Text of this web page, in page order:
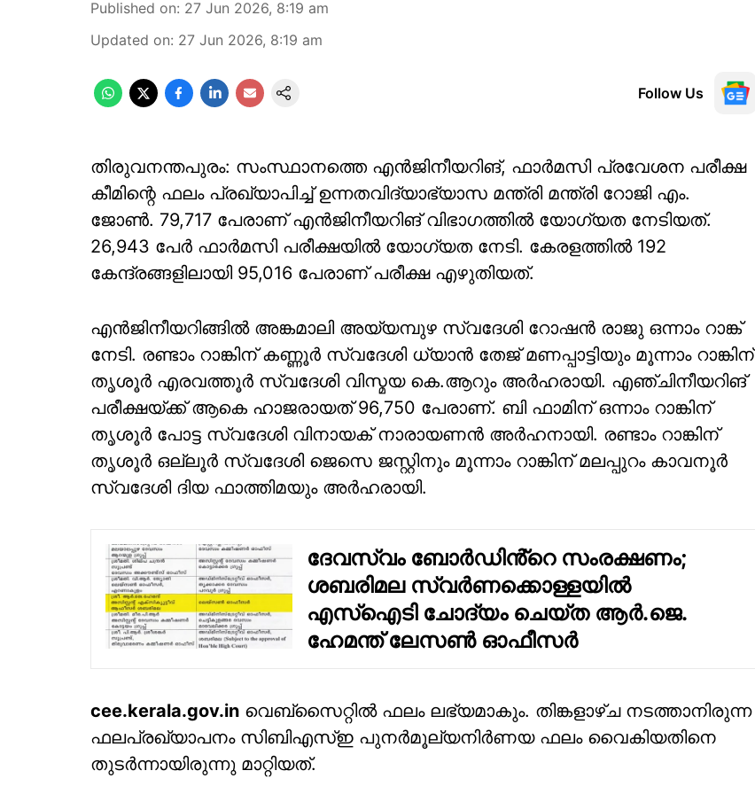
Published on: 27 Jun 2026, 8:19 am
Updated on: 27 Jun 2026, 8:19 am
Follow Us
തിരുവനന്തപുരം: സംസ്ഥാനത്തെ എൻജിനീയറിങ്, ഫാർമസി പ്രവേശന പരീക്ഷ
കീമിന്റെ ഫലം പ്രഖ്യാപിച്ച് ഉന്നതവിദ്യാഭ്യാസ മന്ത്രി മന്ത്രി റോജി എം.
ജോൺ. 79,717 പേരാണ് എൻജിനീയറിങ് വിഭാഗത്തിൽ യോഗ്യത നേടിയത്.
26,943 പേർ ഫാർമസി പരീക്ഷയിൽ യോഗ്യത നേടി. കേരളത്തിൽ 192
കേന്ദ്രങ്ങളിലായി 95,016 പേരാണ് പരീക്ഷ എഴുതിയത്.
എൻജിനീയറിങ്ങിൽ അങ്കമാലി അയ്യമ്പുഴ സ്വദേശി റോഷൻ രാജു ഒന്നാം റാങ്ക്
നേടി. രണ്ടാം റാങ്കിന് കണ്ണൂർ സ്വദേശി ധ്യാൻ തേജ് മണപ്പാട്ടിയും മൂന്നാം റാങ്കിന്
തൃശൂർ എരവത്തൂർ സ്വദേശി വിസ്മയ കെ.ആറും അർഹരായി. എഞ്ചിനീയറിങ്
പരീക്ഷയ്ക്ക് ആകെ ഹാജരായത് 96,750 പേരാണ്. ബി ഫാമിന് ഒന്നാം റാങ്കിന്
തൃശൂർ പോട്ട സ്വദേശി വിനായക് നാരായണൻ അർഹനായി. രണ്ടാം റാങ്കിന്
തൃശൂർ ഒല്ലൂർ സ്വദേശി ജെസെ ജസ്റ്റിനും മൂന്നാം റാങ്കിന് മലപ്പുറം കാവനൂർ
സ്വദേശി ദിയ ഫാത്തിമയും അർഹരായി.
ദേവസ്വം ബോര്‍ഡിൻ്റെ സംരക്ഷണം;
ശബരിമല സ്വര്‍ണക്കൊള്ളയിൽ
എസ്‌ഐടി ചോദ്യം ചെയ്ത ആര്‍.ജെ.
ഹേമന്ത് ലേസണ്‍ ഓഫീസര്‍
cee.kerala.gov.in വെബ്‌സൈറ്റിൽ ഫലം ലഭ്യമാകും. തിങ്കളാഴ്‌ച നടത്താനിരുന്ന
ഫലപ്രഖ്യാപനം സിബിഎസ്‌ഇ പുനർമൂല്യനിർണയ ഫലം വൈകിയതിനെ
തുടർന്നായിരുന്നു മാറ്റിയത്.